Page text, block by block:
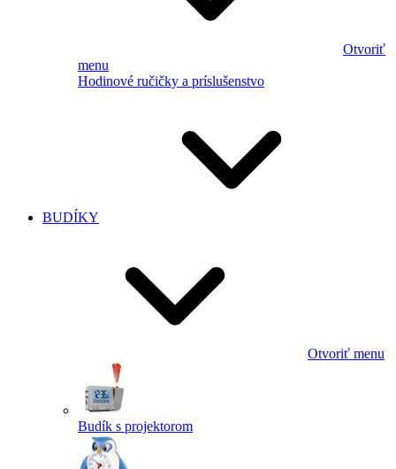
Otvoriť
menu
Hodinové ručičky a príslušenstvo
BUDÍKY
Otvoriť menu
Budík s projektorom